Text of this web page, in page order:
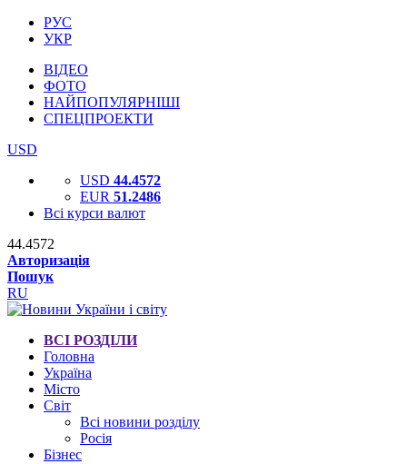
РУС
УКР
ВІДЕО
ФОТО
НАЙПОПУЛЯРНІШІ
СПЕЦПРОЕКТИ
USD
USD 44.4572
EUR 51.2486
Всі курси валют
44.4572
Авторизація
Пошук
RU
ВСІ РОЗДІЛИ
Головна
Україна
Місто
Світ
Всі новини розділу
Росія
Бізнес